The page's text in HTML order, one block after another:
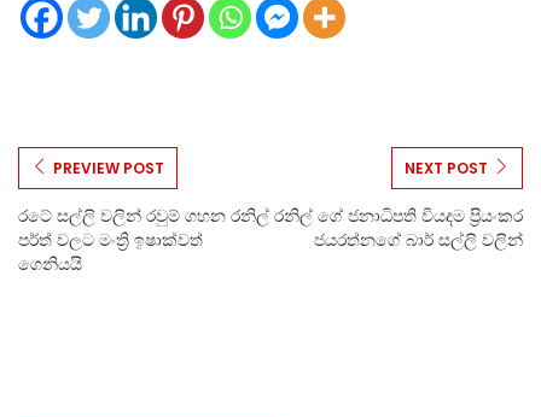
PREVIEW POST
රටේ සල්ලි වලින් රවුම් ගහන රනිල්
පර්ත් වලට මංත්‍රි ඉෂාක්වත්
ගෙනියයි
NEXT POST
රනිල් ගේ ජනාධිපති වියදම ප්‍රියංකර
ජයරත්නගේ බාර් සල්ලි වලින්